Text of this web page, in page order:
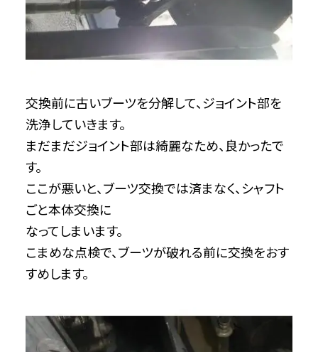
交換前に古いブーツを分解して、ジョイント部を
洗浄していきます。
まだまだジョイント部は綺麗なため、良かったで
す。
ここが悪いと、ブーツ交換では済まなく、シャフト
ごと本体交換に
なってしまいます。
こまめな点検で、ブーツが破れる前に交換をおす
すめします。